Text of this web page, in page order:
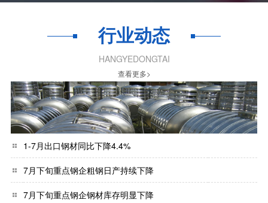
行业动态
HANGYEDONGTAI
查看更多>
1-7月出口钢材同比下降4.4%
7月下旬重点钢企粗钢日产持续下降
7月下旬重点钢企钢材库存明显下降